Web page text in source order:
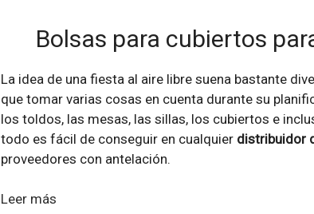
Bolsas para cubiertos
La idea de una fiesta al aire libre suena bastante
que tomar varias cosas en cuenta durante su
los toldos, las mesas, las sillas, los cubiertos e
todo es fácil de conseguir en cualquier distribuidor
proveedores con antelación.
Leer más